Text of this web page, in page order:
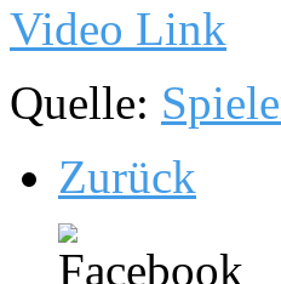
Video Link
Quelle:
Zurück